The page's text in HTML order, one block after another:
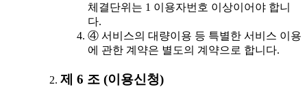
체결단위는 1 이용자번호 이상이어야 합니
다.
④ 서비스의 대량이용 등 특별한 서비스 이용
에 관한 계약은 별도의 계약으로 합니다.
제 6 조 (이용신청)